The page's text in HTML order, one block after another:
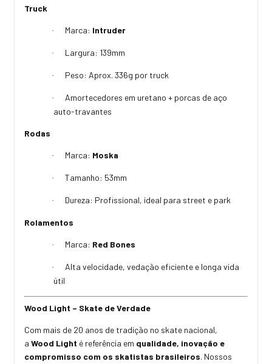
Truck
· Marca: Intruder
· Largura: 139mm
· Peso: Aprox. 336g por truck
·
Amortecedores em uretano + porcas de aço
auto-travantes
Rodas
· Marca: Moska
· Tamanho: 53mm
· Dureza: Profissional, ideal para street e park
Rolamentos
· Marca: Red Bones
·
Alta velocidade, vedação eficiente e longa vida
útil
Wood Light – Skate de Verdade
Com mais de 20 anos de tradição no skate nacional,
a Wood Light é referência em qualidade, inovação e
compromisso com os skatistas brasileiros. Nossos